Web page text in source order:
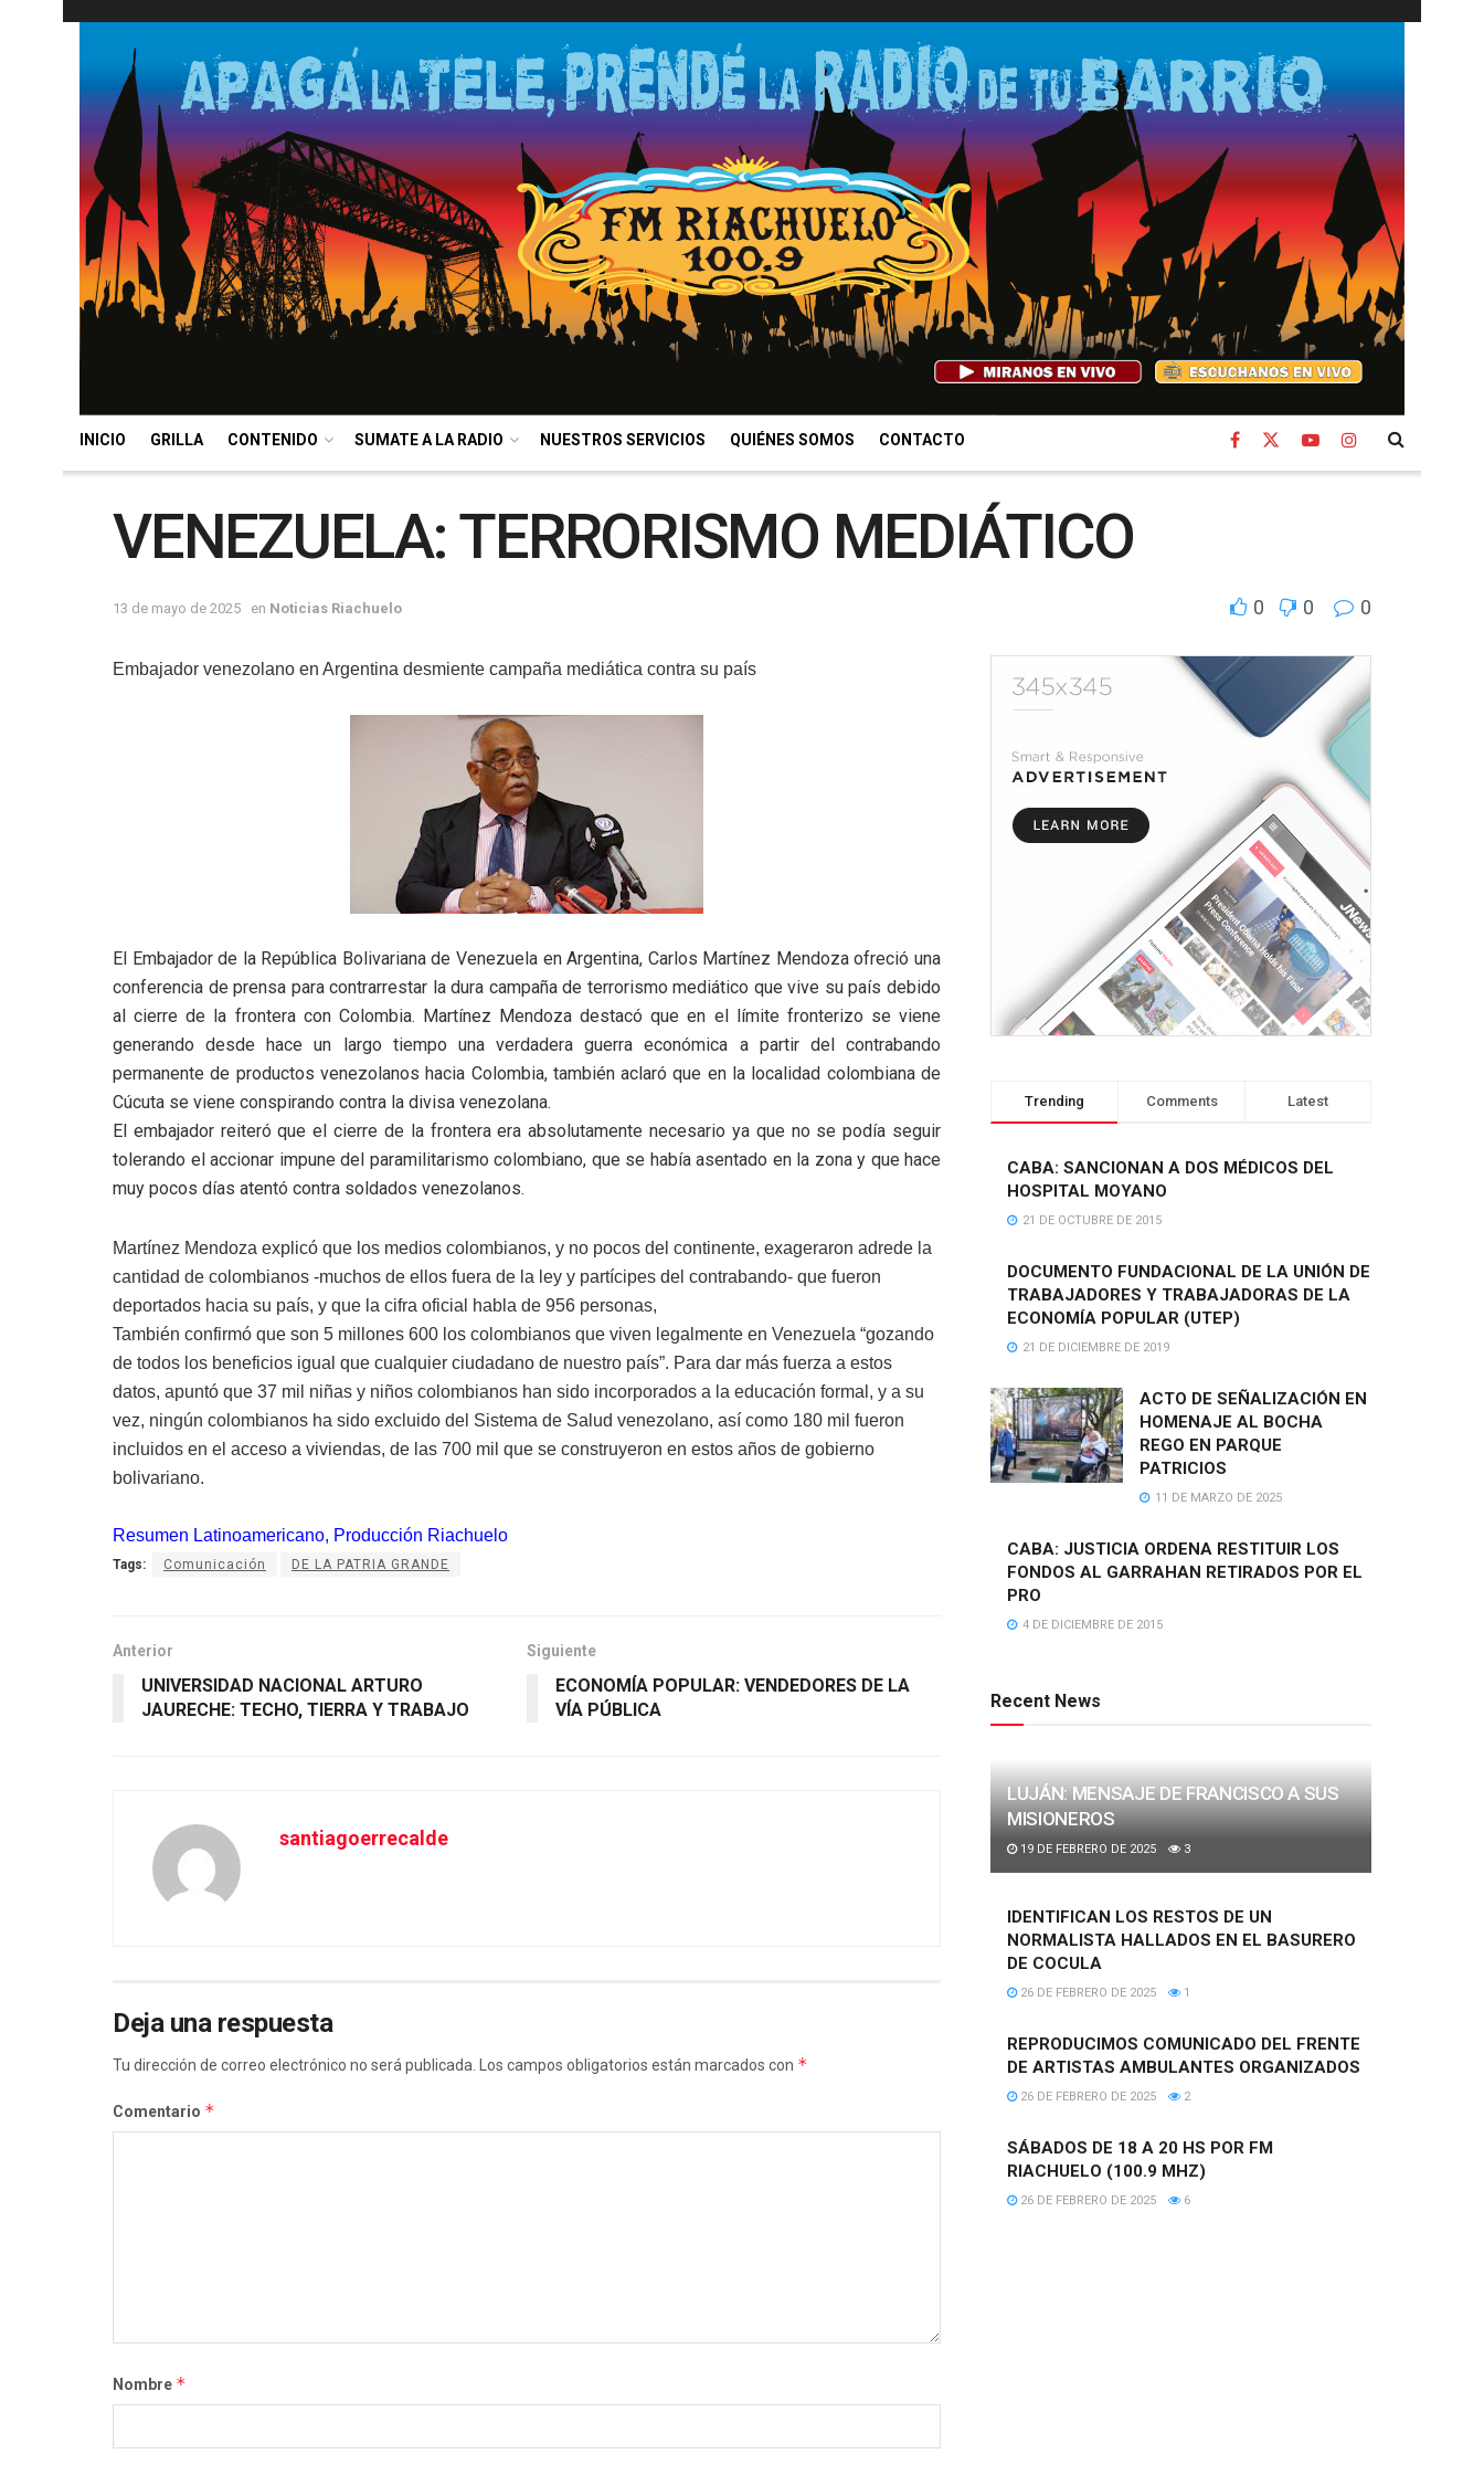
INICIO GRILLA CONTENIDO SUMATE A LA RADIO NUESTROS SERVICIOS QUIÉNES SOMOS CONTACTO
VENEZUELA: TERRORISMO MEDIÁTICO
13 de mayo de 2025 en Noticias Riachuelo 0 0 0
Embajador venezolano en Argentina desmiente campaña mediática contra su país
El Embajador de la República Bolivariana de Venezuela en Argentina, Carlos Martínez Mendoza ofreció una
conferencia de prensa para contrarrestar la dura campaña de terrorismo mediático que vive su país debido
al cierre de la frontera con Colombia. Martínez Mendoza destacó que en el límite fronterizo se viene
generando desde hace un largo tiempo una verdadera guerra económica a partir del contrabando
permanente de productos venezolanos hacia Colombia, también aclaró que en la localidad colombiana de
Cúcuta se viene conspirando contra la divisa venezolana.
El embajador reiteró que el cierre de la frontera era absolutamente necesario ya que no se podía seguir
tolerando el accionar impune del paramilitarismo colombiano, que se había asentado en la zona y que hace
muy pocos días atentó contra soldados venezolanos.
Martínez Mendoza explicó que los medios colombianos, y no pocos del continente, exageraron adrede la
cantidad de colombianos -muchos de ellos fuera de la ley y partícipes del contrabando- que fueron
deportados hacia su país, y que la cifra oficial habla de 956 personas,
También confirmó que son 5 millones 600 los colombianos que viven legalmente en Venezuela “gozando
de todos los beneficios igual que cualquier ciudadano de nuestro país”. Para dar más fuerza a estos
datos, apuntó que 37 mil niñas y niños colombianos han sido incorporados a la educación formal, y a su
vez, ningún colombianos ha sido excluido del Sistema de Salud venezolano, así como 180 mil fueron
incluidos en el acceso a viviendas, de las 700 mil que se construyeron en estos años de gobierno
bolivariano.
Resumen Latinoamericano, Producción Riachuelo
Tags: Comunicación DE LA PATRIA GRANDE
Anterior
UNIVERSIDAD NACIONAL ARTURO
JAURECHE: TECHO, TIERRA Y TRABAJO
Siguiente
ECONOMÍA POPULAR: VENDEDORES DE LA
VÍA PÚBLICA
santiagoerrecalde
Deja una respuesta
Tu dirección de correo electrónico no será publicada. Los campos obligatorios están marcados con *
Comentario *
Nombre *
Trending Comments Latest
CABA: SANCIONAN A DOS MÉDICOS DEL
HOSPITAL MOYANO
21 DE OCTUBRE DE 2015
DOCUMENTO FUNDACIONAL DE LA UNIÓN DE
TRABAJADORES Y TRABAJADORAS DE LA
ECONOMÍA POPULAR (UTEP)
21 DE DICIEMBRE DE 2019
ACTO DE SEÑALIZACIÓN EN
HOMENAJE AL BOCHA
REGO EN PARQUE
PATRICIOS
11 DE MARZO DE 2025
CABA: JUSTICIA ORDENA RESTITUIR LOS
FONDOS AL GARRAHAN RETIRADOS POR EL
PRO
4 DE DICIEMBRE DE 2015
Recent News
LUJÁN: MENSAJE DE FRANCISCO A SUS
MISIONEROS
19 DE FEBRERO DE 2025 3
IDENTIFICAN LOS RESTOS DE UN
NORMALISTA HALLADOS EN EL BASURERO
DE COCULA
26 DE FEBRERO DE 2025 1
REPRODUCIMOS COMUNICADO DEL FRENTE
DE ARTISTAS AMBULANTES ORGANIZADOS
26 DE FEBRERO DE 2025 2
SÁBADOS DE 18 A 20 HS POR FM
RIACHUELO (100.9 MHZ)
26 DE FEBRERO DE 2025 6